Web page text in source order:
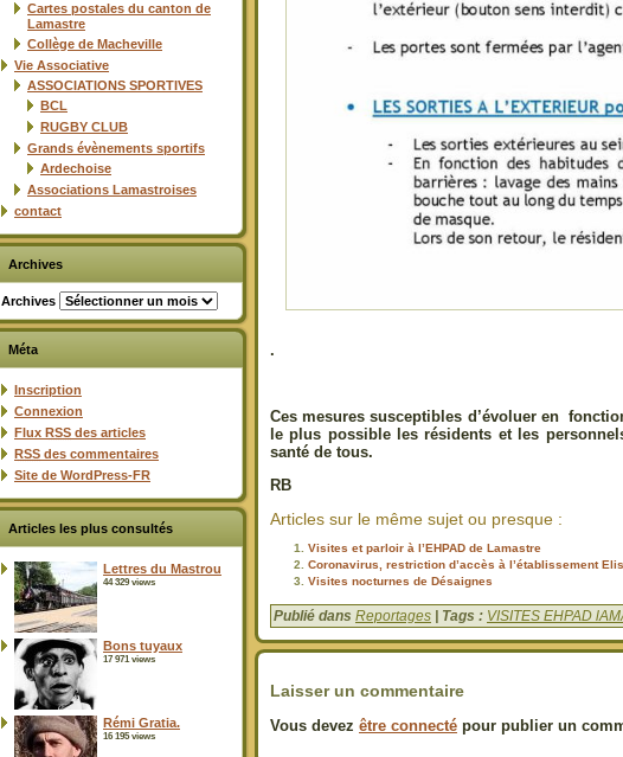
Cartes postales du canton de
Lamastre
Collège de Macheville
Vie Associative
ASSOCIATIONS SPORTIVES
BCL
RUGBY CLUB
Grands évènements sportifs
Ardechoise
Associations Lamastroises
contact
Archives
Archives
Méta
Inscription
Connexion
Flux RSS des articles
RSS des commentaires
Site de WordPress-FR
Articles les plus consultés
Lettres du Mastrou
44 329 views
Bons tuyaux
17 971 views
Rémi Gratia.
16 195 views
.
Ces mesures susceptibles d’évoluer en
le plus possible les résidents et les
santé de tous.
RB
Articles sur le même sujet ou presque :
Visites et parloir à l’EHPAD de Lamastre
Coronavirus, restriction d’accès à l’établissement
Visites nocturnes de Désaignes
Publié dans Reportages | Tags : VISITES EHPAD
Laisser un commentaire
Vous devez être connecté pour publier un